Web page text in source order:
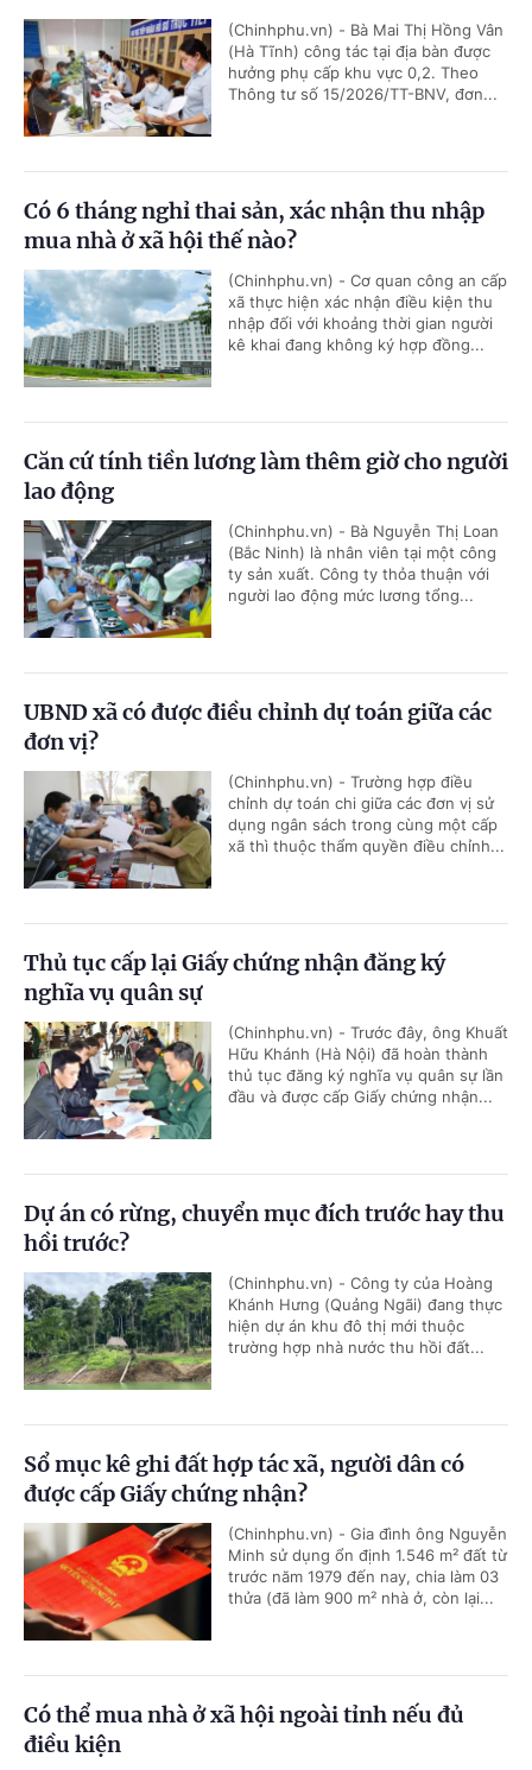
(Chinhphu.vn) - Bà Mai Thị Hồng Vân
(Hà Tĩnh) công tác tại địa bàn được
hưởng phụ cấp khu vực 0,2. Theo
Thông tư số 15/2026/TT-BNV, đơn...
Có 6 tháng nghỉ thai sản, xác nhận thu nhập
mua nhà ở xã hội thế nào?
(Chinhphu.vn) - Cơ quan công an cấp
xã thực hiện xác nhận điều kiện thu
nhập đối với khoảng thời gian người
kê khai đang không ký hợp đồng...
Căn cứ tính tiền lương làm thêm giờ cho người
lao động
(Chinhphu.vn) - Bà Nguyễn Thị Loan
(Bắc Ninh) là nhân viên tại một công
ty sản xuất. Công ty thỏa thuận với
người lao động mức lương tổng...
UBND xã có được điều chỉnh dự toán giữa các
đơn vị?
(Chinhphu.vn) - Trường hợp điều
chỉnh dự toán chi giữa các đơn vị sử
dụng ngân sách trong cùng một cấp
xã thì thuộc thẩm quyền điều chỉnh...
Thủ tục cấp lại Giấy chứng nhận đăng ký
nghĩa vụ quân sự
(Chinhphu.vn) - Trước đây, ông Khuất
Hữu Khánh (Hà Nội) đã hoàn thành
thủ tục đăng ký nghĩa vụ quân sự lần
đầu và được cấp Giấy chứng nhận...
Dự án có rừng, chuyển mục đích trước hay thu
hồi trước?
(Chinhphu.vn) - Công ty của Hoàng
Khánh Hưng (Quảng Ngãi) đang thực
hiện dự án khu đô thị mới thuộc
trường hợp nhà nước thu hồi đất...
Sổ mục kê ghi đất hợp tác xã, người dân có
được cấp Giấy chứng nhận?
(Chinhphu.vn) - Gia đình ông Nguyễn
Minh sử dụng ổn định 1.546 m² đất từ
trước năm 1979 đến nay, chia làm 03
thửa (đã làm 900 m² nhà ở, còn lại...
Có thể mua nhà ở xã hội ngoài tỉnh nếu đủ
điều kiện